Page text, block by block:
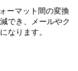
ーマット間の変換
でき、メールやク
なります。